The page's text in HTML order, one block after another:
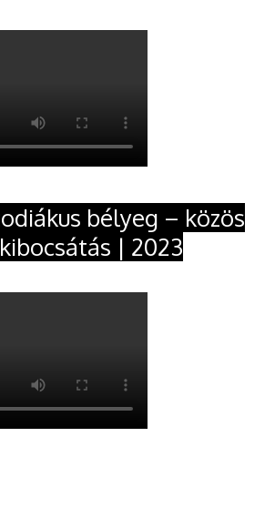
bélyeg – közös
| 2023